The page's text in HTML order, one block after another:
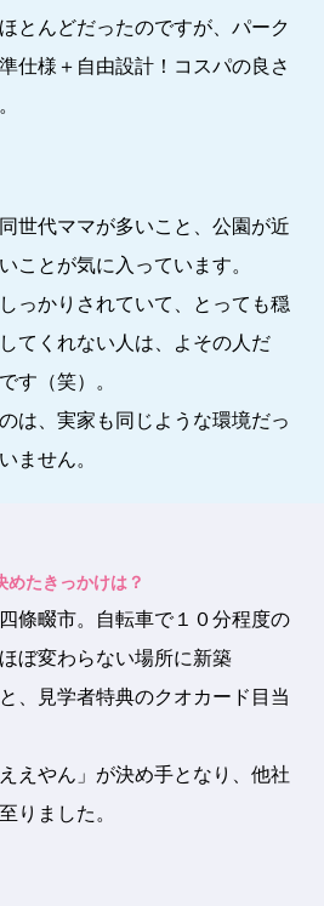
とんどだったのですが、パーク
仕様＋自由設計！コスパの良さ
世代ママが多いこと、公園が近
ことが気に入っています。
っかりされていて、とっても穏
てくれない人は、よその人だ
す（笑）。
は、実家も同じような環境だっ
ません。
めたきっかけは？
條畷市。自転車で１０分程度の
ぼ変わらない場所に新築
、見学者特典のクオカード目当
えやん」が決め手となり、他社
りました。